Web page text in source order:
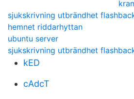
sjukskrivning utbrändhet
hemnet riddarhyttan
ubuntu server
sjukskrivning utbrändhet
kED
cAdcT